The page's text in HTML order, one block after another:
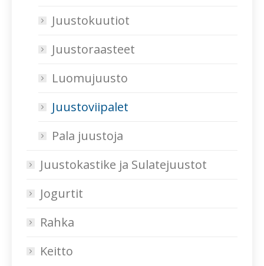
Juustokuutiot
Juustoraasteet
Luomujuusto
Juustoviipalet
Pala juustoja
Juustokastike ja Sulatejuustot
Jogurtit
Rahka
Keitto